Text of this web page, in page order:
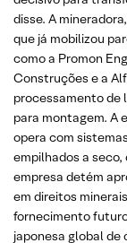
disse. A
que já mobilizou
como a Promon
Construções e a
processamento de
para montagem. A
opera com
empilhados a seco,
empresa detém
em direitos
fornecimento
japonesa global de